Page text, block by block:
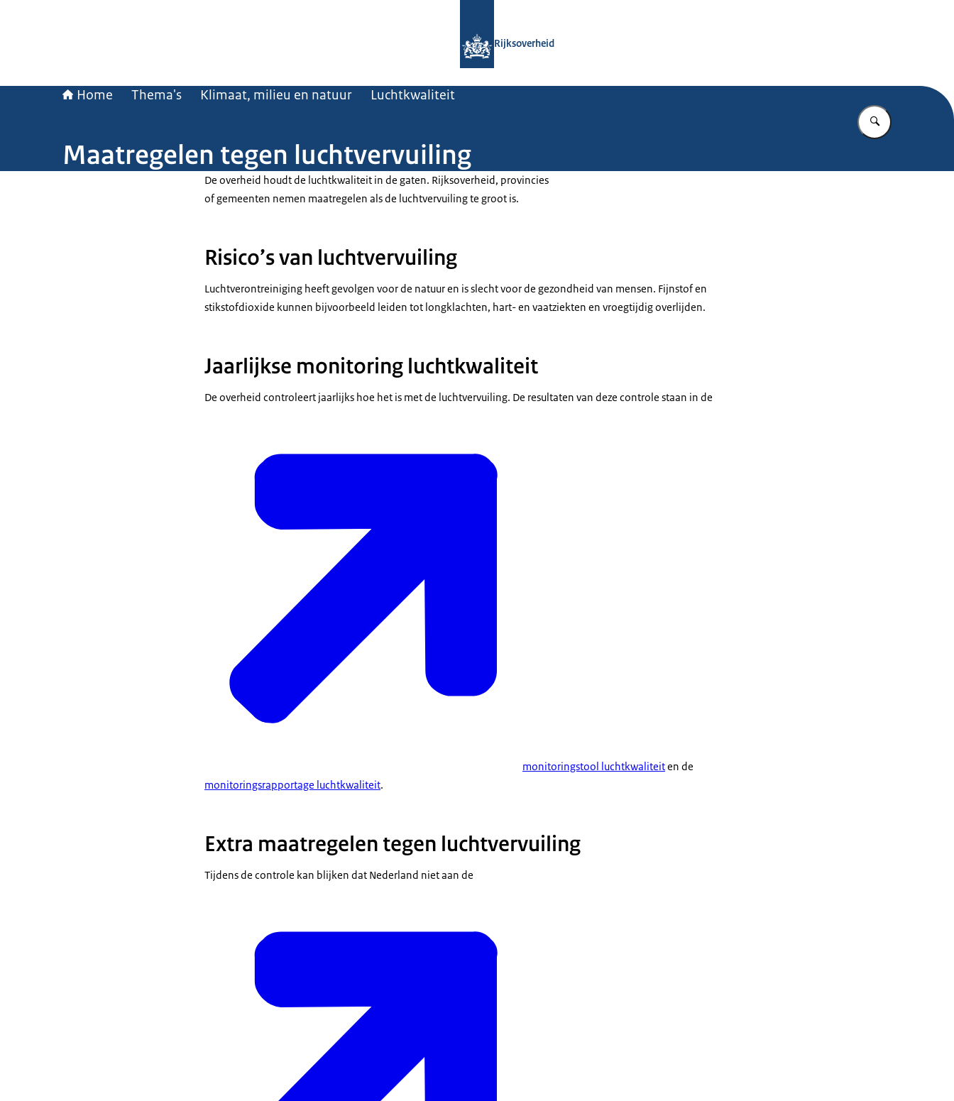
Rijksoverheid
Home Thema's Klimaat, milieu en natuur Luchtkwaliteit
Vul in wat u
Maatregelen tegen luchtvervuiling
De overheid houdt de luchtkwaliteit in de gaten. Rijksoverheid, provincies
of gemeenten nemen maatregelen als de luchtvervuiling te groot is.
Risico’s van luchtvervuiling
Luchtverontreiniging heeft gevolgen voor de natuur en is slecht voor de gezondheid van mensen. Fijnstof en
stikstofdioxide kunnen bijvoorbeeld leiden tot longklachten, hart- en vaatziekten en vroegtijdig overlijden.
Jaarlijkse monitoring luchtkwaliteit
De overheid controleert jaarlijks hoe het is met de luchtvervuiling. De resultaten van deze controle staan in de
monitoringstool luchtkwaliteiten de
monitoringsrapportage luchtkwaliteit.
Extra maatregelen tegen luchtvervuiling
Tijdens de controle kan blijken dat Nederland niet aan de